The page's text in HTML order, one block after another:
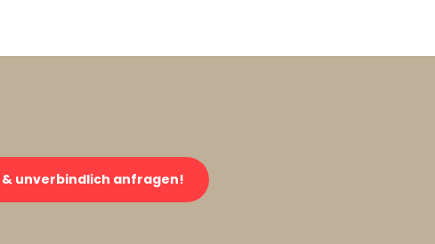
& unverbindlich anfragen!